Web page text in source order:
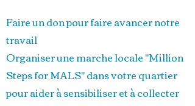
Faire un don pour faire avancer notre
travail
Organiser une marche locale "Million
Steps for MALS" dans votre quartier
pour aider à sensibiliser et à collecter